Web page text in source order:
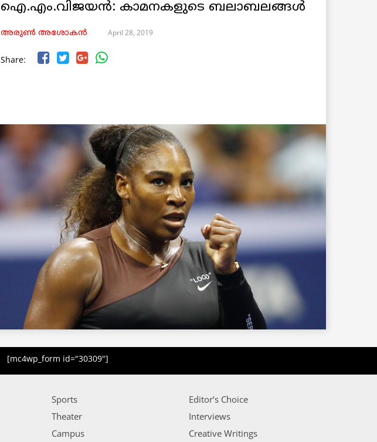
ഐ.എം.വിജയൻ: കാമനകളുടെ ബലാബലങ്ങൾ
അരുണ്‍ അശോകൻ April 28, 2019
Share:
[mc4wp_form id="30309"]
Sports
Theater
Campus
Editor’s Choice
Interviews
Creative Writings